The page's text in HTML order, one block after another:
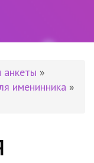
»
именинника »